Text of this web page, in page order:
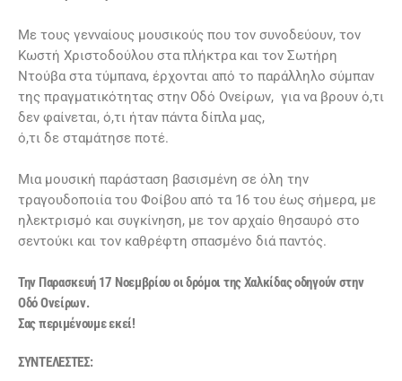
Με τους γενναίους μουσικούς που τον συνοδεύουν, τον
Κωστή Χριστοδούλου στα πλήκτρα και τον Σωτήρη
Ντούβα στα τύμπανα, έρχονται από το παράλληλο σύμπαν
της πραγματικότητας στην Οδό Ονείρων, για να βρουν ό,τι
δεν φαίνεται, ό,τι ήταν πάντα δίπλα μας,
ό,τι δε σταμάτησε ποτέ.
Μια μουσική παράσταση βασισμένη σε όλη την
τραγουδοποιία του Φοίβου από τα 16 του έως σήμερα, με
ηλεκτρισμό και συγκίνηση, με τον αρχαίο θησαυρό στο
σεντούκι και τον καθρέφτη σπασμένο διά παντός.
Την Παρασκευή 17 Νοεμβρίου οι δρόμοι της Χαλκίδας οδηγούν στην
Οδό Ονείρων.
Σας περιμένουμε εκεί!
ΣΥΝΤΕΛΕΣΤΕΣ: